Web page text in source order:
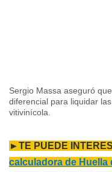
Sergio Massa aseguró
diferencial para liquidar
vitivinícola.
►TE PUEDE
calculadora de Huella